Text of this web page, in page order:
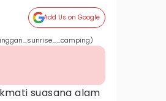
Add Us on Google
suasana alam